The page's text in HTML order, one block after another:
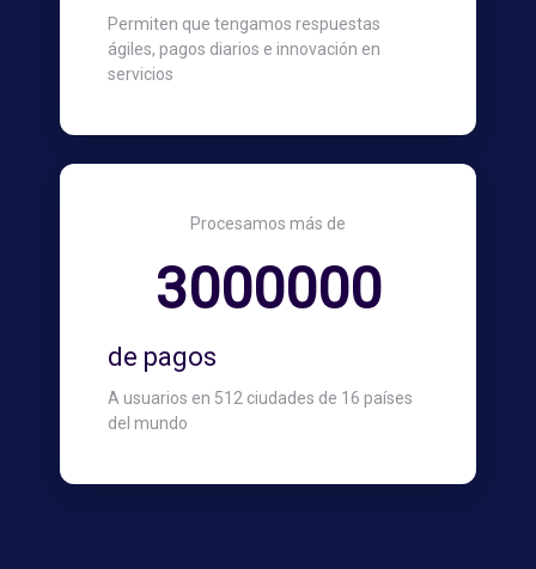
Permiten que tengamos respuestas
ágiles, pagos diarios e innovación en
servicios
Procesamos más de
3000000
de pagos
A usuarios en 512 ciudades de 16 países
del mundo